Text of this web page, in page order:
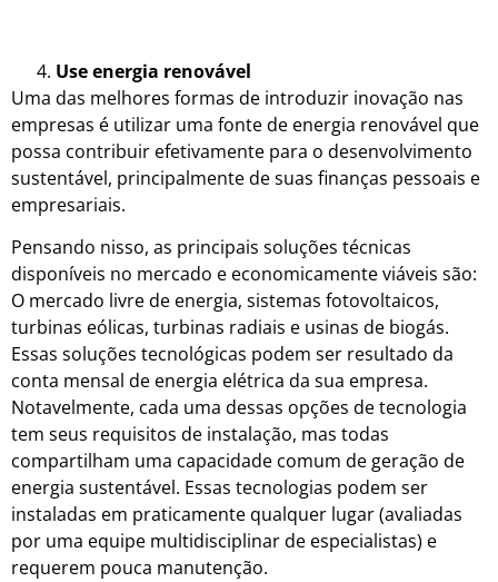
Use energia renovável
Uma das melhores formas de introduzir inovação nas
empresas é utilizar uma fonte de energia renovável que
possa contribuir efetivamente para o desenvolvimento
sustentável, principalmente de suas finanças pessoais e
empresariais.
Pensando nisso, as principais soluções técnicas
disponíveis no mercado e economicamente viáveis são:
O mercado livre de energia, sistemas fotovoltaicos,
turbinas eólicas, turbinas radiais e usinas de biogás.
Essas soluções tecnológicas podem ser resultado da
conta mensal de energia elétrica da sua empresa.
Notavelmente, cada uma dessas opções de tecnologia
tem seus requisitos de instalação, mas todas
compartilham uma capacidade comum de geração de
energia sustentável. Essas tecnologias podem ser
instaladas em praticamente qualquer lugar (avaliadas
por uma equipe multidisciplinar de especialistas) e
requerem pouca manutenção.